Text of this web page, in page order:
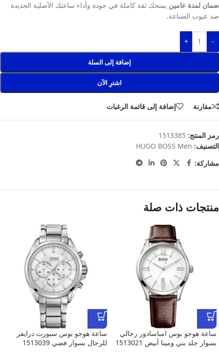
ضمان لمدة عامين يمنحك ثقة كاملة في جودة وأداء ساعتك الأصلية الجديدة
ضد عيوب الصناعة.
-
+
إضافة إلى السلة
اشترِ الآن
مقارنة إضافة إلى قائمة الرغبات
رمز المنتج: 1513385
التصنيف: HUGO BOSS Men
مشاركة:
منتجات ذات صلة
ساعة هوجو بوس امباسادور رجالي
بسوار جلد بني ومينا أبيض 1513021
ساعة هوجو بوس سبورت درايفر
للرجال بسوار فضي 1513039